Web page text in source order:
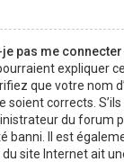
pas me connecter
expliquer
que votre nom
soient corrects. S’ils
du forum
banni. Il est
site Internet ait